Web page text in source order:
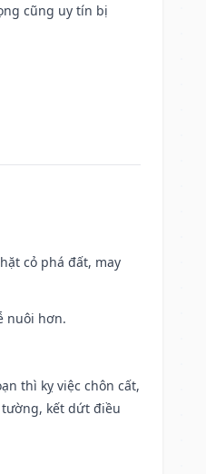
cũng uy tín bị
cỏ phá đất, may
nuôi hơn.
thì kỵ việc chôn cất,
kết dứt điều